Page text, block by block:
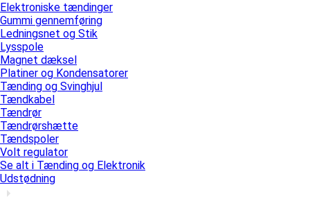
Elektroniske tændinger
Gummi gennemføring
Ledningsnet og Stik
Lysspole
Magnet dæksel
Platiner og Kondensatorer
Tænding og Svinghjul
Tændkabel
Tændrør
Tændrørshætte
Tændspoler
Volt regulator
Se alt i Tænding og Elektronik
Udstødning